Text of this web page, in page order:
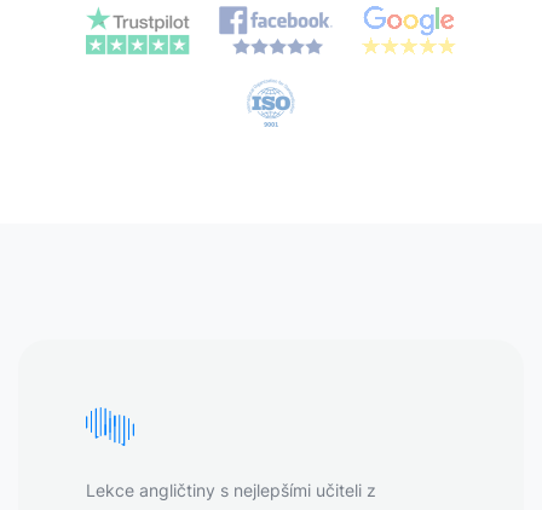
Lekce angličtiny s nejlepšími učiteli z